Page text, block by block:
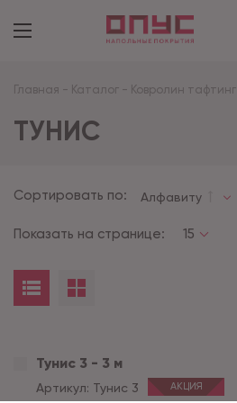
Главная - Каталог - Ковролин тафтинг
ТУНИС
Сортировать по: Алфавиту
Показать на странице: 15
Тунис 3 - 3 м
Артикул: Тунис 3 АКЦИЯ